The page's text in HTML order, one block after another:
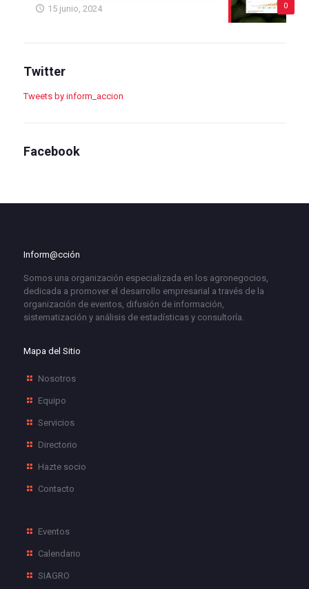
0
15 junio, 2024
Twitter
Tweets by inform_accion
Facebook
Inform@cción
Somos una organización especializada en los agronegocios,
dedicada a promover el desarrollo empresarial a través de la
organización de eventos, difusión de información,
sistematización y análisis de estadísticas y consultoría.
Mapa del Sitio
Nosotros
Equipo
Servicios
Directorio
Hazte socio
Contacto
Eventos
Calendario
SIAGRO